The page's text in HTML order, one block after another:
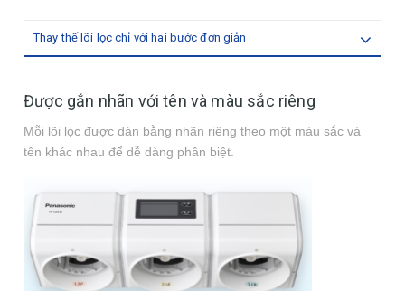
Thay thế lõi lọc chỉ với hai bước đơn giản
Được gắn nhãn với tên và màu sắc riêng
Mỗi lõi lọc được dán bằng nhãn riêng theo một màu sắc và
tên khác nhau để dễ dàng phân biệt.